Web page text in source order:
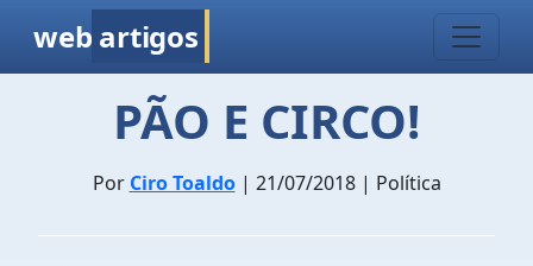
web artigos
PÃO E CIRCO!
Por Ciro Toaldo| 21/07/2018 | Política